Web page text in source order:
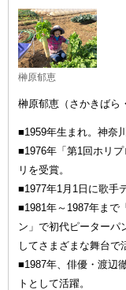
榊原郁恵
榊原郁恵（さかきばら
■1959年生まれ。神奈
■1976年「第1回ホリ
リを受賞。
■1977年1月1日に歌手
■1981年～1987年まで
ン」で初代ピーターパ
してさまざまな舞台で
■1987年、俳優・渡辺
トとして活躍。